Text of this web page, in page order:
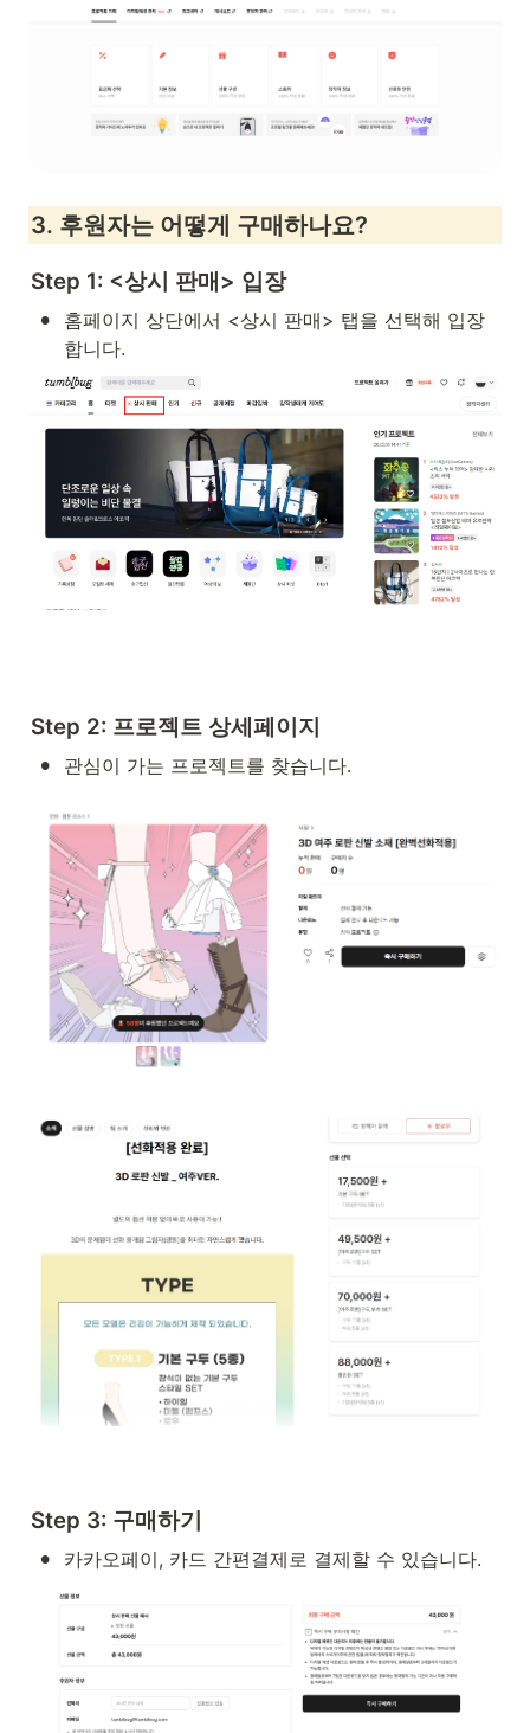
3. 후원자는 어떻게 구매하나요?
Step 1: <상시 판매> 입장
•
홈페이지 상단에서 <상시 판매> 탭을 선택해 입장
합니다.
Step 2: 프로젝트 상세페이지
• 관심이 가는 프로젝트를 찾습니다.
Step 3: 구매하기
• 카카오페이, 카드 간편결제로 결제할 수 있습니다.